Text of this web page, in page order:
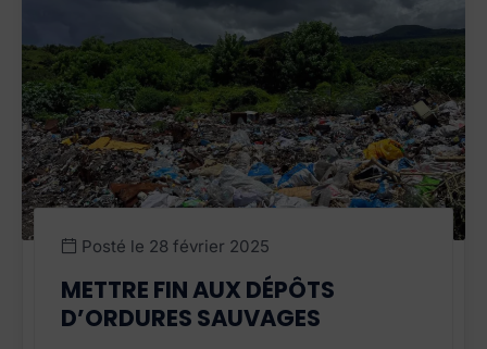
Posté le 28 février 2025
METTRE FIN AUX DÉPÔTS
D’ORDURES SAUVAGES